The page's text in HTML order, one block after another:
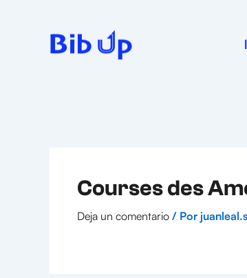
Courses des
Deja un comentario / Por